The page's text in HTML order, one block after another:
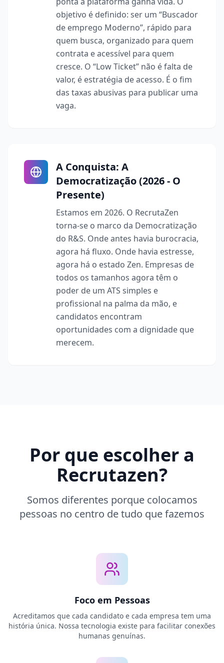
objetivo é definido: ser um “Buscador
de emprego Moderno”, rápido para
quem busca, organizado para quem
contrata e acessível para quem
cresce. O “Low Ticket” não é falta de
valor, é estratégia de acesso. É o fim
das taxas abusivas para publicar uma
vaga.
A Conquista: A
Democratização (2026 - O
Presente)
Estamos em 2026. O RecrutaZen
torna-se o marco da Democratização
do R&S. Onde antes havia burocracia,
agora há fluxo. Onde havia estresse,
agora há o estado Zen. Empresas de
todos os tamanhos agora têm o
poder de um ATS simples e
profissional na palma da mão, e
candidatos encontram
oportunidades com a dignidade que
merecem.
Por que escolher a
Recrutazen?
Somos diferentes porque colocamos
pessoas no centro de tudo que fazemos
Foco em Pessoas
Acreditamos que cada candidato e cada empresa tem uma
história única. Nossa tecnologia existe para facilitar conexões
humanas genuínas.